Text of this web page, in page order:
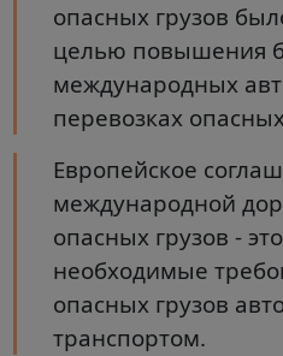
опасных грузов
целью повышения
международных
перевозках
Европейское
международной
опасных грузов -
необходимые
опасных грузов
транспортом.